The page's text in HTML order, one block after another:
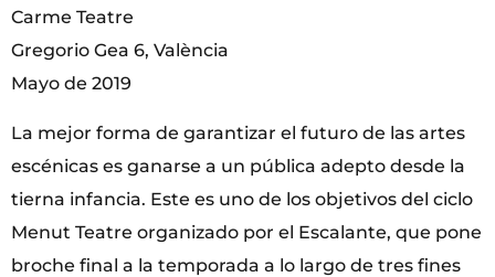
Carme Teatre
Gregorio Gea 6, València
Mayo de 2019
La mejor forma de garantizar el futuro de las artes
escénicas es ganarse a un pública adepto desde la
tierna infancia. Este es uno de los objetivos del ciclo
Menut Teatre organizado por el Escalante, que pone
broche final a la temporada a lo largo de tres fines